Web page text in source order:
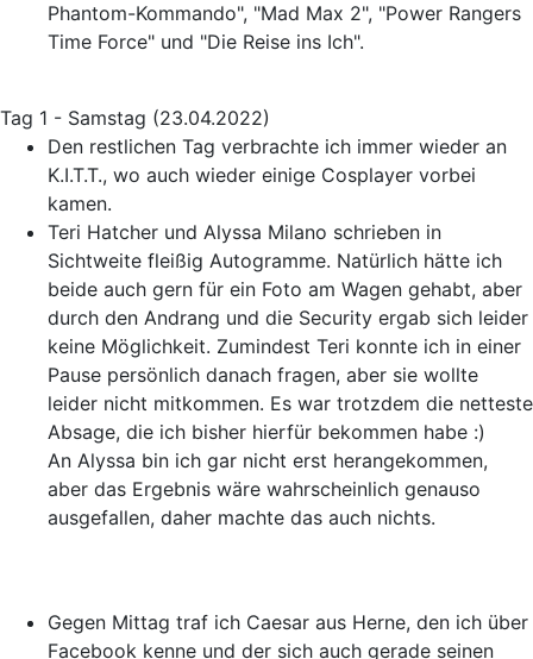
Phantom-Kommando", "Mad Max 2", "Power Rangers
Time Force" und "Die Reise ins Ich".
Tag 1 - Samstag (23.04.2022)
Den restlichen Tag verbrachte ich immer wieder an
K.I.T.T., wo auch wieder einige Cosplayer vorbei
kamen.
Teri Hatcher und Alyssa Milano schrieben in
Sichtweite fleißig Autogramme. Natürlich hätte ich
beide auch gern für ein Foto am Wagen gehabt, aber
durch den Andrang und die Security ergab sich leider
keine Möglichkeit. Zumindest Teri konnte ich in einer
Pause persönlich danach fragen, aber sie wollte
leider nicht mitkommen. Es war trotzdem die netteste
Absage, die ich bisher hierfür bekommen habe :)
An Alyssa bin ich gar nicht erst herangekommen,
aber das Ergebnis wäre wahrscheinlich genauso
ausgefallen, daher machte das auch nichts.
Gegen Mittag traf ich Caesar aus Herne, den ich über
Facebook kenne und der sich auch gerade seinen